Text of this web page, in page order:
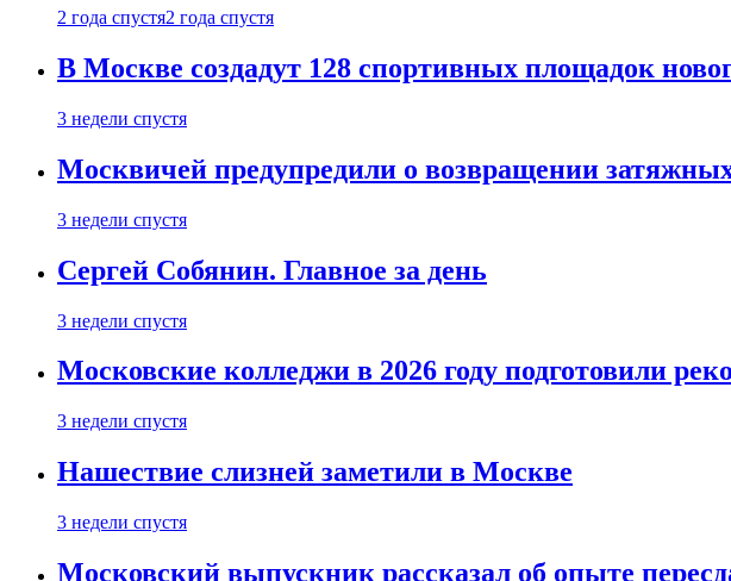
2 года спустя2 года спустя
В Москве создадут 128 спортивных площадок
3 недели спустя
Москвичей предупредили о возвращении
3 недели спустя
Сергей Собянин. Главное за день
3 недели спустя
Московские колледжи в 2026 году подготовили
3 недели спустя
Нашествие слизней заметили в Москве
3 недели спустя
Московский выпускник рассказал об опыте